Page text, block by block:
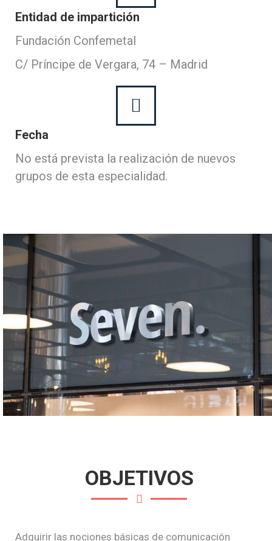
Entidad de impartición
Fundación Confemetal
C/ Príncipe de Vergara, 74 – Madrid
Fecha
No está prevista la realización de nuevos
grupos de esta especialidad.
OBJETIVOS
Adquirir las nociones básicas de comunicación